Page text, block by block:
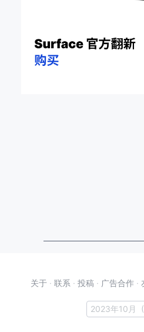
关于 · 联系 · 投稿 · 广告合作 ·